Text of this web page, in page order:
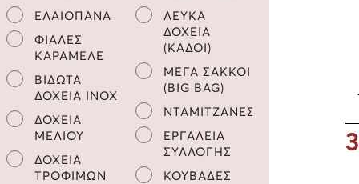
ΕΛΑΙΟΠΑΝΑ
ΦΙΑΛΕΣ
ΚΑΡΑΜΕΛΕ
ΒΙΔΩΤΑ
ΔΟΧΕΙΑ INOX
ΔΟΧΕΙΑ
ΜΕΛΙΟΥ
ΔΟΧΕΙΑ
ΤΡΟΦΙΜΩΝ
ΛΕΥΚΑ
ΔΟΧΕΙΑ
(ΚΑΔΟΙ)
ΜΕΓΑ ΣΑΚΚΟΙ
(BIG BAG)
ΝΤΑΜΙΤΖΑΝΕΣ
ΕΡΓΑΛΕΙΑ
ΣΥΛΛΟΓΗΣ
ΚΟΥΒΑΔΕΣ